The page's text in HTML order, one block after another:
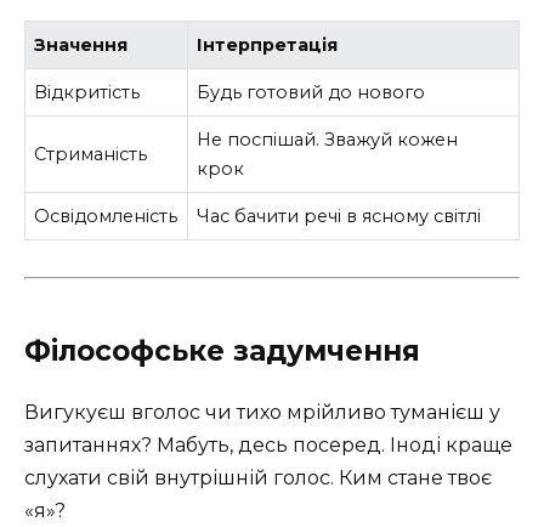
Значення Інтерпретація
Відкритість Будь готовий до нового
Стриманість
Не поспішай. Зважуй кожен
крок
Освідомленість Час бачити речі в ясному світлі
Філософське задумчення
Вигукуєш вголос чи тихо мрійливо туманієш у
запитаннях? Мабуть, десь посеред. Іноді краще
слухати свій внутрішній голос. Ким стане твоє
«я»?